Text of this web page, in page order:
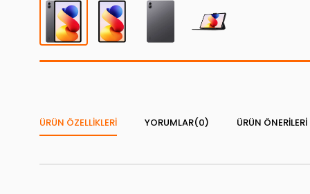
ÜRÜN ÖZELLIKLERI YORUMLAR(0) ÜRÜN ÖNERILERI